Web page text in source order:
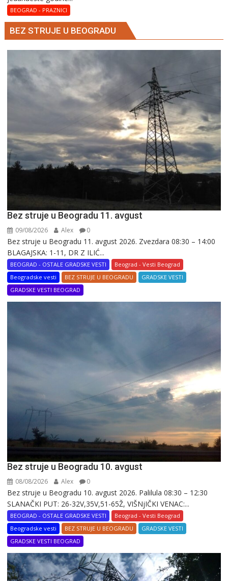
BEOGRAD - PRAZNICI
BEZ STRUJE U BEOGRADU
Bez struje u Beogradu 11. avgust
09/08/2026 Alex 0
Bez struje u Beogradu 11. avgust 2026. Zvezdara 08:30 – 14:00
BLAGAJSKA: 1-11, DR Z ILIĆ...
BEOGRAD - OSTALE GRADSKE VESTI
Beograd - Vesti Beograd
Beogradske vesti
BEZ STRUJE U BEOGRADU
GRADSKE VESTI
GRADSKE VESTI BEOGRAD
Bez struje u Beogradu 10. avgust
08/08/2026 Alex 0
Bez struje u Beogradu 10. avgust 2026. Palilula 08:30 – 12:30
SLANAČKI PUT: 26-32V,35V,51-65Ž, VIŠNjIČKI VENAC:...
BEOGRAD - OSTALE GRADSKE VESTI
Beograd - Vesti Beograd
Beogradske vesti
BEZ STRUJE U BEOGRADU
GRADSKE VESTI
GRADSKE VESTI BEOGRAD